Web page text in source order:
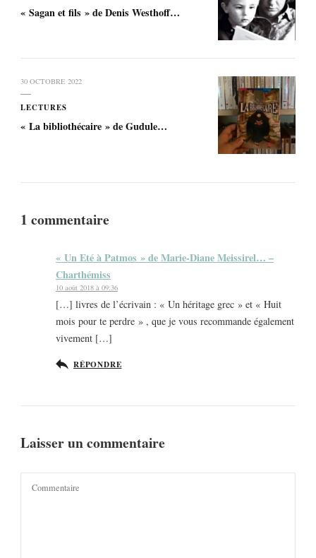
« Sagan et fils » de Denis Westhoff…
30 OCTOBRE 2022
LECTURES
« La bibliothécaire » de Gudule…
1 commentaire
« Un Eté à Patmos » de Marie-Diane Meissirel… –
Charthémiss
10 août 2018 à 09:36
[…] livres de l’écrivain : « Un héritage grec » et « Huit
mois pour te perdre » , que je vous recommande également
vivement […]
RÉPONDRE
Laisser un commentaire